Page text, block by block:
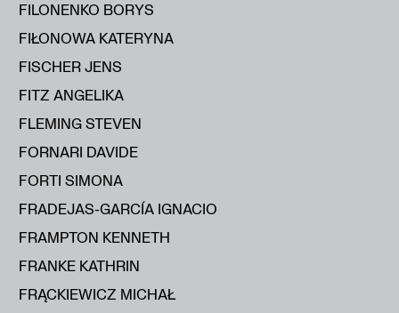
FILONENKO BORYS
FIŁONOWA KATERYNA
FISCHER JENS
FITZ ANGELIKA
FLEMING STEVEN
FORNARI DAVIDE
FORTI SIMONA
FRADEJAS-GARCÍA IGNACIO
FRAMPTON KENNETH
FRANKE KATHRIN
FRĄCKIEWICZ MICHAŁ